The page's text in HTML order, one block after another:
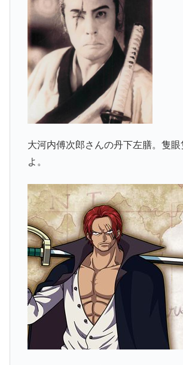
大河内傅次郎さんの丹下左膳。隻眼
よ。